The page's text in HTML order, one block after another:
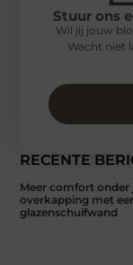
RECENTE
Meer comfort onder
overkapping met
glazenschuifwand
Stuur ons
Wil jij jouw
Wacht niet